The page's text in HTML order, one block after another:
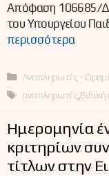
Απόφαση 106685/
του Υπουργείου
περισσότερα
Κατηγορίες
Αναπληρωτές -
Ετικέτες
αναπληρωτές
Ημερομηνία
κριτηρίων
τίτλων στην